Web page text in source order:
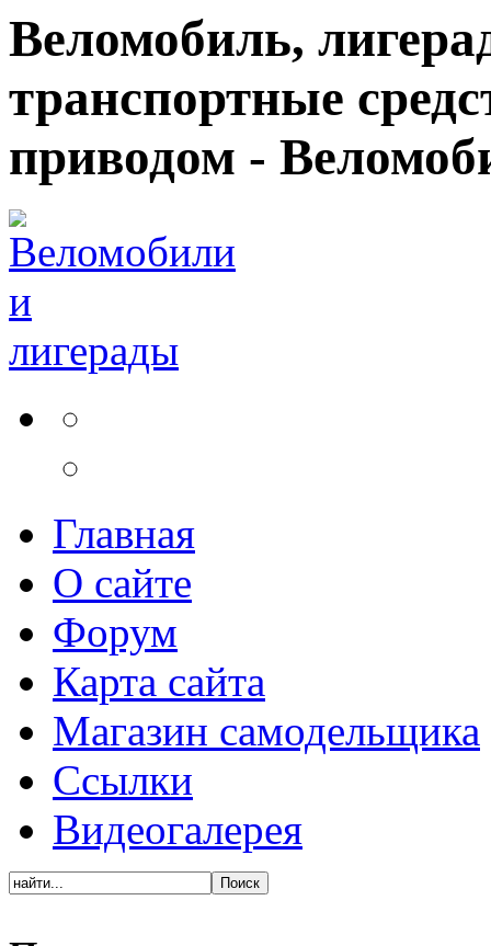
Веломобиль,
транспортные
приводом -
Главная
О сайте
Форум
Карта сайта
Магазин самодельщика
Ссылки
Видеогалерея